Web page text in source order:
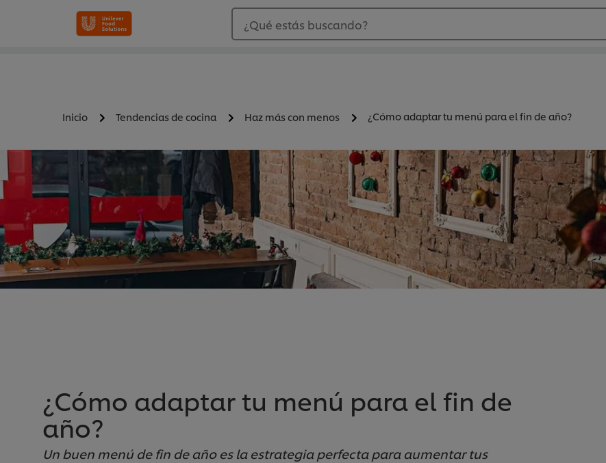
¿Qué estás buscando?
Inicio Tendencias de cocina Haz más con menos ¿Cómo adaptar tu menú para el fin de año?
¿Cómo adaptar tu menú para el fin de
año?
Un buen menú de fin de año es la estrategia perfecta para aumentar tus